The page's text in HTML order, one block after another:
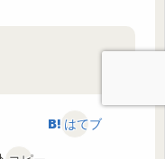
はてブ